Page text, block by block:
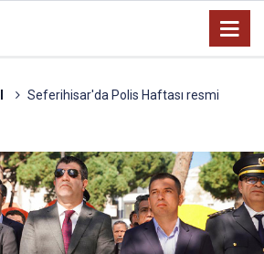
Seferihisar'da Polis Haftası resmi